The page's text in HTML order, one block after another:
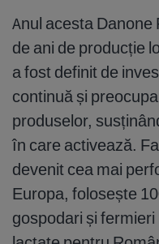
Anul acesta
de ani de producție
a fost definit de
continuă și
produselor,
în care activează.
devenit cea mai
Europa, folosește
gospodari și